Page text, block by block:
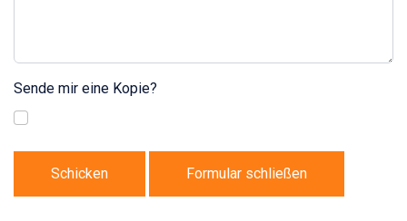
Sende mir eine Kopie?
Schicken Formular schließen